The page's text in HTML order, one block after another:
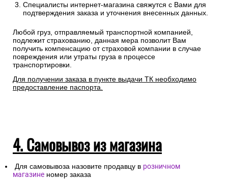
Специалисты интернет-магазина свяжутся с Вами для
подтверждения заказа и уточнения внесенных данных.
Любой груз, отправляемый транспортной компанией,
подлежит страхованию, данная мера позволит Вам
получить компенсацию от страховой компании в случае
повреждения или утраты груза в процессе
транспортировки.
Для получении заказа в пункте выдачи ТК необходимо
предоставление паспорта.
4. Самовывоз из магазина
Для самовывоза назовите продавцу в розничном
магазине номер заказа